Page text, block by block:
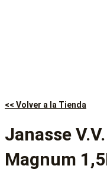
<< Volver a la Tienda
Janasse
Magnum